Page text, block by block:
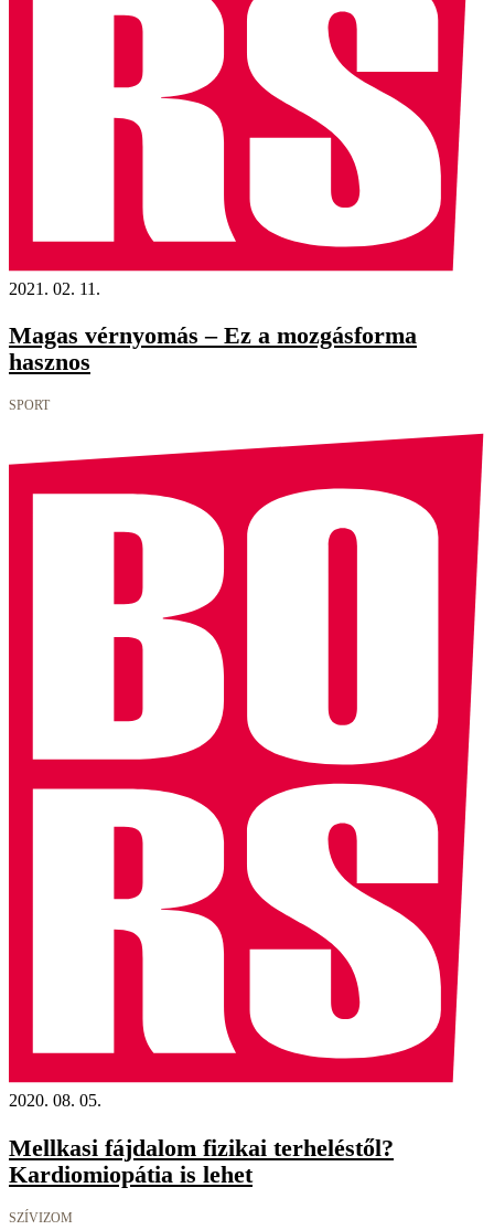
2021. 02. 11.
Magas vérnyomás – Ez a mozgásforma
hasznos
SPORT
2020. 08. 05.
Mellkasi fájdalom fizikai terheléstől?
Kardiomiopátia is lehet
SZÍVIZOM